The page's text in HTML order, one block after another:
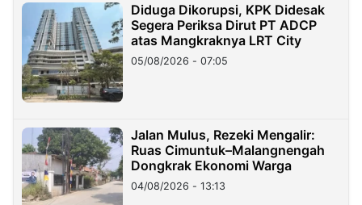
Diduga Dikorupsi, KPK Didesak
Segera Periksa Dirut PT ADCP
atas Mangkraknya LRT City
05/08/2026 - 07:05
Jalan Mulus, Rezeki Mengalir:
Ruas Cimuntuk–Malangnengah
Dongkrak Ekonomi Warga
04/08/2026 - 13:13